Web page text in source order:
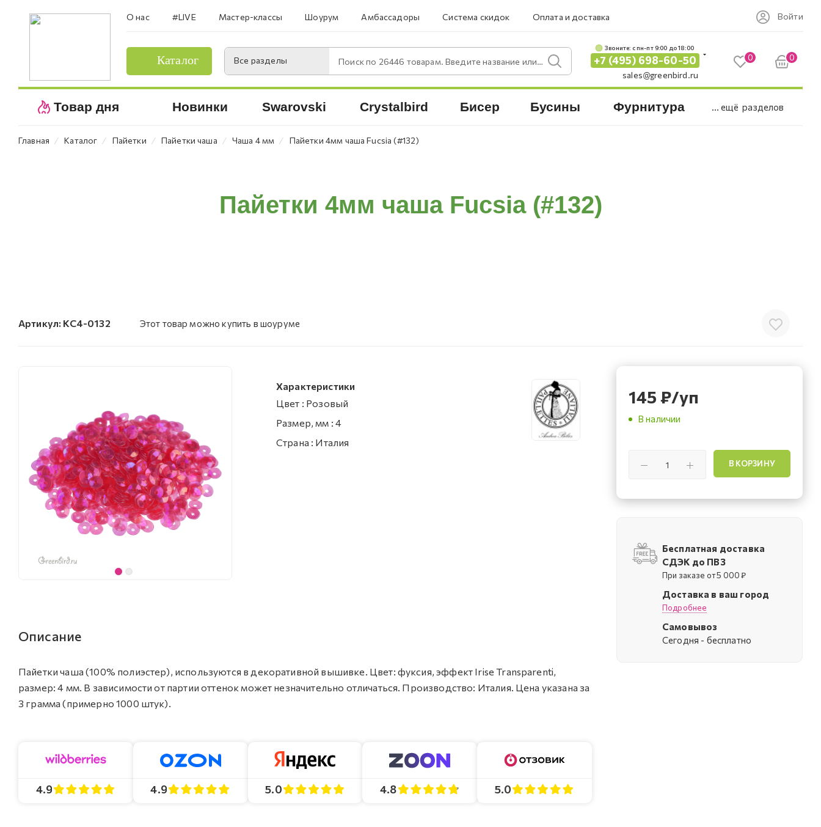
О нас #LIVE Мастер-классы Шоурум Амбассадоры Система скидок Оплата и доставка Войти
Каталог Все разделы Поиск по 26446 товарам. Введите название или артикул.
Звоните: c пн-пт 9:00 до 18:00
+7 (495) 698-60-50
sales@greenbird.ru
0 0
Товар дня Новинки Swarovski Crystalbird Бисер Бусины Фурнитура ... ещё разделов
Главная ⁄ Каталог ⁄ Пайетки ⁄ Пайетки чаша ⁄ Чаша 4 мм ⁄ Пайетки 4мм чаша Fucsia (#132)
Пайетки 4мм чаша Fucsia (#132)
Артикул: KC4-0132 Этот товар можно купить в шоуруме
Характеристики
Цвет : Розовый
Размер, мм : 4
Страна : Италия
Описание
Пайетки чаша (100% полиэстер), используются в декоративной вышивке. Цвет: фуксия, эффект Irise Transparenti,
размер: 4 мм. В зависимости от партии оттенок может незначительно отличаться. Производство: Италия. Цена указана за
3 грамма (примерно 1000 штук).
4.9 4.9 5.0 4.8 5.0
145 ₽/уп
В наличии
В КОРЗИНУ
Бесплатная доставка
СДЭК до ПВЗ
При заказе от 5 000 ₽
Доставка в ваш город
Подробнее
Самовывоз
Cегодня - бесплатно